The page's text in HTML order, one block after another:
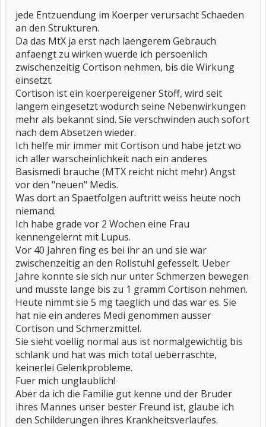
jede Entzuendung im Koerper verursacht Schaeden
an den Strukturen.
Da das MtX ja erst nach laengerem Gebrauch
anfaengt zu wirken wuerde ich persoenlich
zwischenzeitig Cortison nehmen, bis die Wirkung
einsetzt.
Cortison ist ein koerpereigener Stoff, wird seit
langem eingesetzt wodurch seine Nebenwirkungen
mehr als bekannt sind. Sie verschwinden auch sofort
nach dem Absetzen wieder.
Ich helfe mir immer mit Cortison und habe jetzt wo
ich aller warscheinlichkeit nach ein anderes
Basismedi brauche (MTX reicht nicht mehr) Angst
vor den "neuen" Medis.
Was dort an Spaetfolgen auftritt weiss heute noch
niemand.
Ich habe grade vor 2 Wochen eine Frau
kennengelernt mit Lupus.
Vor 40 Jahren fing es bei ihr an und sie war
zwischenzeitig an den Rollstuhl gefesselt. Ueber
Jahre konnte sie sich nur unter Schmerzen bewegen
und musste lange bis zu 1 gramm Cortison nehmen.
Heute nimmt sie 5 mg taeglich und das war es. Sie
hat nie ein anderes Medi genommen ausser
Cortison und Schmerzmittel.
Sie sieht voellig normal aus ist normalgewichtig bis
schlank und hat was mich total ueberraschte,
keinerlei Gelenkprobleme.
Fuer mich unglaublich!
Aber da ich die Familie gut kenne und der Bruder
ihres Mannes unser bester Freund ist, glaube ich
den Schilderungen ihres Krankheitsverlaufes.